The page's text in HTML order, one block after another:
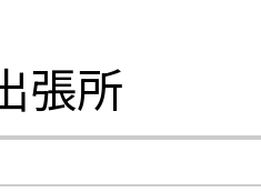
張所